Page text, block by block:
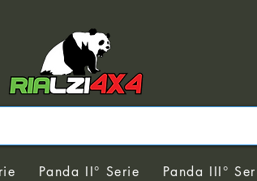
Panda II° Serie Panda III°